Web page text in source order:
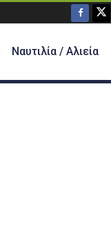
Ναυτιλία / Αλιεία